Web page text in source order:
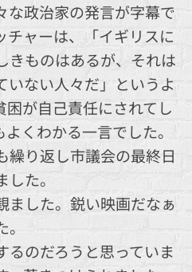
な政治家の発言が字幕で
チャーは、「イギリスに
きものはあるが、それは
いない人々だ」というよ
困が自己責任にされてし
くわかる一言でした。
繰り返し市議会の最終日
た。
ました。鋭い映画だなぁ
るのだろうと思っていま